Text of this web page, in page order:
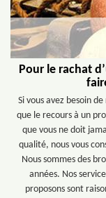
Pour le rachat
Si vous avez besoin
que le recours à un
que vous ne doit
qualité, nous vous
Nous sommes des
années. Nos
proposons sont